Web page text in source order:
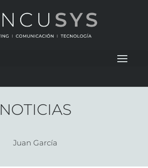
NOTICIAS
Juan García